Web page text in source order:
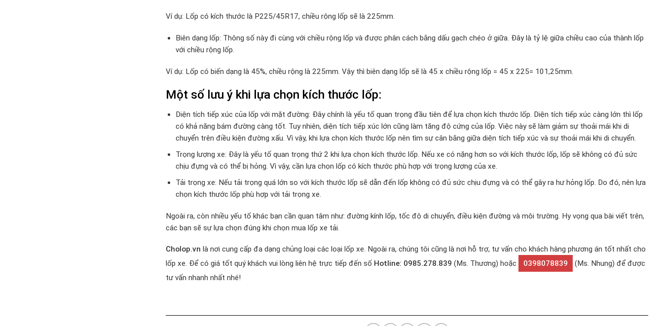
Ví dụ: Lốp có kích thước là P225/45R17, chiều rộng lốp sẽ là 225mm.
Biên dạng lốp: Thông số này đi cùng với chiều rộng lốp và được phân cách bằng dấu gạch chéo ở giữa. Đây là tỷ lệ giữa chiều cao của thành lốp
với chiều rộng lốp.
Ví dụ: Lốp có biến dạng là 45%, chiều rộng là 225mm. Vậy thì biên dạng lốp sẽ là 45 x chiều rộng lốp = 45 x 225= 101,25mm.
Một số lưu ý khi lựa chọn kích thước lốp:
Diện tích tiếp xúc của lốp với mặt đường: Đây chính là yếu tố quan trọng đầu tiên để lựa chọn kích thước lốp. Diện tích tiếp xúc càng lớn thì lốp
có khả năng bám đường càng tốt. Tuy nhiên, diện tích tiếp xúc lớn cũng làm tăng độ cứng của lốp. Việc này sẽ làm giảm sự thoải mái khi di
chuyển trên điều kiện đường xấu. Vì vậy, khi lựa chọn kích thước lốp nên tìm sự cân bằng giữa diện tích tiếp xúc và sự thoải mái khi di chuyển.
Trọng lượng xe: Đây là yếu tố quan trọng thứ 2 khi lựa chọn kích thước lốp. Nếu xe có nặng hơn so với kích thước lốp, lốp sẽ không có đủ sức
chịu đựng và có thể bị hỏng. Vì vậy, cần lựa chọn lốp có kích thước phù hợp với trọng lượng của xe.
Tải trọng xe: Nếu tải trọng quá lớn so với kích thước lốp sẽ dẫn đến lốp không có đủ sức chịu đựng và có thể gây ra hư hỏng lốp. Do đó, nên lựa
chọn kích thước lốp phù hợp với tải trọng xe.
Ngoài ra, còn nhiều yếu tố khác bạn cần quan tâm như: đường kính lốp, tốc độ di chuyển, điều kiện đường và môi trường. Hy vọng qua bài viết trên,
các bạn sẽ sự lựa chọn đúng khi chọn mua lốp xe tải.
Cholop.vn là nơi cung cấp đa dạng chủng loại các loại lốp xe. Ngoài ra, chúng tôi cũng là nơi hỗ trợ, tư vấn cho khách hàng phương án tốt nhất cho
lốp xe. Để có giá tốt quý khách vui lòng liên hệ trực tiếp đến số Hotline: 0985.278.839 (Ms. Thương) hoặc 0398078839
(Ms. Nhung) để được
tư vấn nhanh nhất nhé!